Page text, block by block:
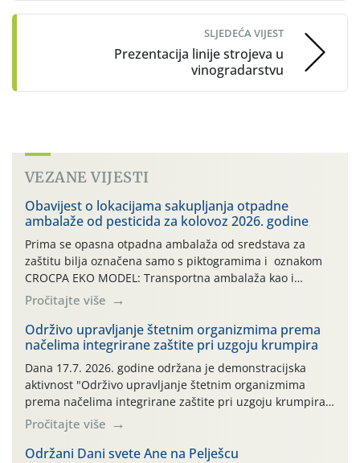
SLJEDEĆA VIJEST
Prezentacija linije strojeva u
vinogradarstvu
VEZANE VIJESTI
Obavijest o lokacijama sakupljanja otpadne
ambalaže od pesticida za kolovoz 2026. godine
Prima se opasna otpadna ambalaža od sredstava za
zaštitu bilja označena samo s piktogramima i oznakom
CROCPA EKO MODEL: Transportna ambalaža kao i
ambalaža drugih proizvoda koji nisu sredstva za zaštitu
bilja (npr. ambalaža od mineralnih gnojiva,) se ne
prihvaća. Korisnicima je osiguran besplatni povrat
prazne ambalaže isključivo ovih tvrtki: AGROCHEM-MAKS,
AGRONOM, ALBAUGH TKI* (PINUS […]
Pročitajte više
Održivo upravljanje štetnim organizmima prema
načelima integrirane zaštite pri uzgoju krumpira
Dana 17.7. 2026. godine održana je demonstracijska
aktivnost "Održivo upravljanje štetnim organizmima
prema načelima integrirane zaštite pri uzgoju krumpira"
na pokusnom polju "Poredje", kraj naselja Belica (ARKOD
parcela ID 2445031) (središnji dio Međimurske županije).
Pročitajte više
Održani Dani svete Ane na Pelješcu